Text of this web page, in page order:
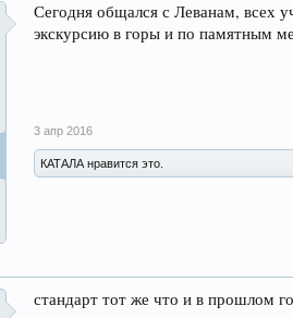
Сегодня общался с Леванам, всех
экскурсию в горы и по памятным
3 апр 2016
КАТАЛА нравится это.
стандарт тот же что и в прошлом